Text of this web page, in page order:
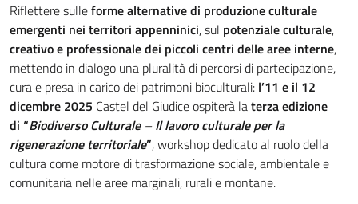
Riflettere sulleforme alternative di produzione culturale
emergenti nei territori appenninici, sul potenziale culturale,
creativo e professionale dei piccoli centri delle aree interne,
mettendo in dialogo una pluralità di percorsi di partecipazione,
cura e presa in carico dei patrimoni bioculturali: l’11 e il 12
dicembre 2025 Castel del Giudice ospiterà laterza edizione
di “Biodiverso Culturale–Il lavoro culturale per la
rigenerazione territoriale”, workshop dedicato al ruolo della
cultura come motore di trasformazione sociale, ambientale e
comunitaria nelle aree marginali, rurali e montane.